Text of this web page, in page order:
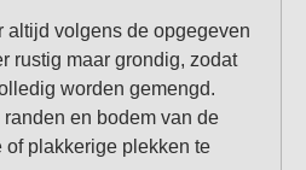
altijd volgens de opgegeven
rustig maar grondig, zodat
worden gemengd.
en bodem van de
of plakkerige plekken te